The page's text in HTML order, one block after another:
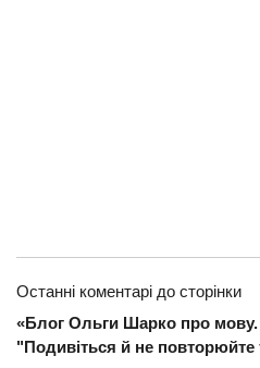
Останні коментарі до сторінки
«Блог Ольги Шарко про
"Подивіться й не повторюйте